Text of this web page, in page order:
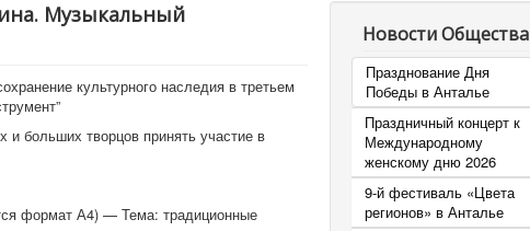
Музыкальный
культурного наследия в третьем
и больших творцов принять участие в
формат А4) — Тема: традиционные
Новости Общества
Празднование Дня
Победы в Анталье
Праздничный концерт к
Международному
женскому дню 2026
9-й фестиваль «Цвета
регионов» в Анталье